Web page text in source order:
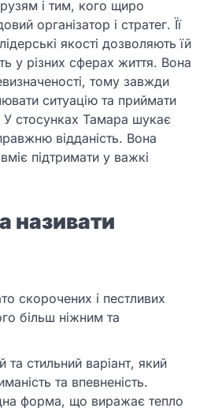
і тим, кого щиро
організатор і стратег. Її
якості дозволяють їй
у різних сферах життя. Вона
тому завжди
ситуацію та приймати
У стосунках Тамара шукає
відданість. Вона
підтримати у важкі
називати
скорочених і пестливих
більш ніжним та
та стильний варіант, який
та впевненість.
форма, що виражає тепло